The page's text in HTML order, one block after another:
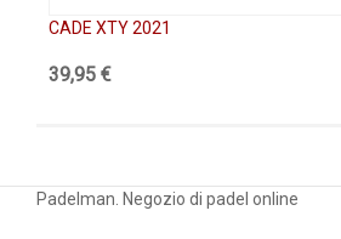
CADE XTY 2021
39,95 €
Padelman. Negozio di padel online